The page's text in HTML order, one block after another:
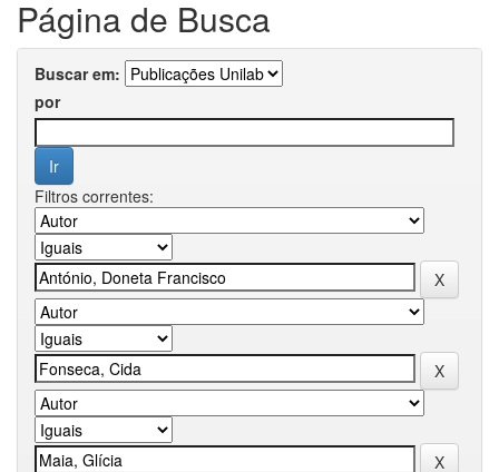
Página de Busca
Buscar em:
por
Filtros correntes: